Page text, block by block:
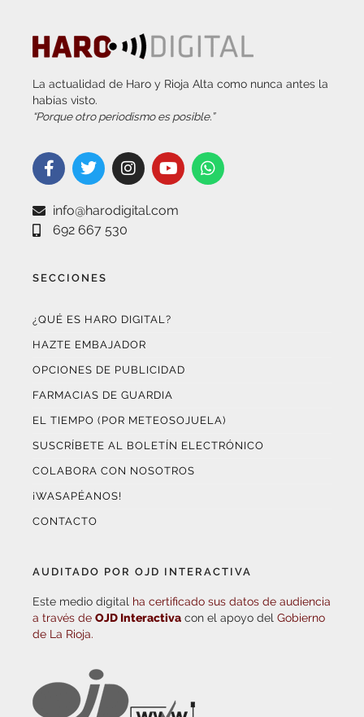
La actualidad de Haro y Rioja Alta como nunca antes la
habías visto.
“Porque otro periodismo es posible.”
info@harodigital.com
692 667 530
SECCIONES
¿QUÉ ES HARO DIGITAL?
HAZTE EMBAJADOR
OPCIONES DE PUBLICIDAD
FARMACIAS DE GUARDIA
EL TIEMPO (POR METEOSOJUELA)
SUSCRÍBETE AL BOLETÍN ELECTRÓNICO
COLABORA CON NOSOTROS
¡WASAPÉANOS!
CONTACTO
AUDITADO POR OJD INTERACTIVA
Este medio digital ha certificado sus datos de audiencia
a través de OJD Interactiva con el apoyo del Gobierno
de La Rioja.